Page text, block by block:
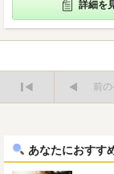
詳細を
前の
あなたにおすす